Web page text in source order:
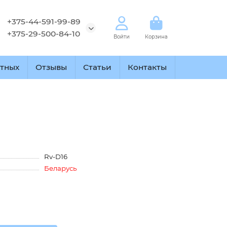
+375-44-591-99-89
+375-29-500-84-10
Войти Корзина
Отзывы Статьи Контакты
Rv-D16
Беларусь